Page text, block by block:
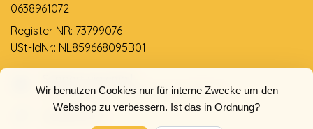
Wir benutzen Cookies nur für interne Zwecke um den
Webshop zu verbessern. Ist das in Ordnung?
0638961072
Register NR: 73799076
USt-IdNr.: NL859668095B01
info@dehollandseklompenwinkel.nl
0638961072